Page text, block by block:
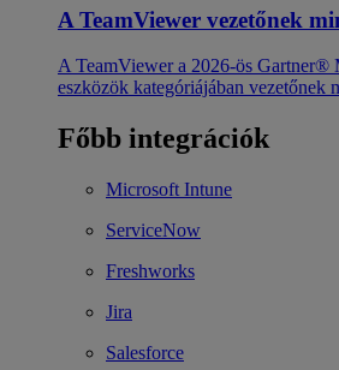
A TeamViewer vezetőnek
A TeamViewer a 2026-ös
eszközök kategóriájában vezetőnek
Főbb integrációk
Microsoft Intune
ServiceNow
Freshworks
Jira
Salesforce